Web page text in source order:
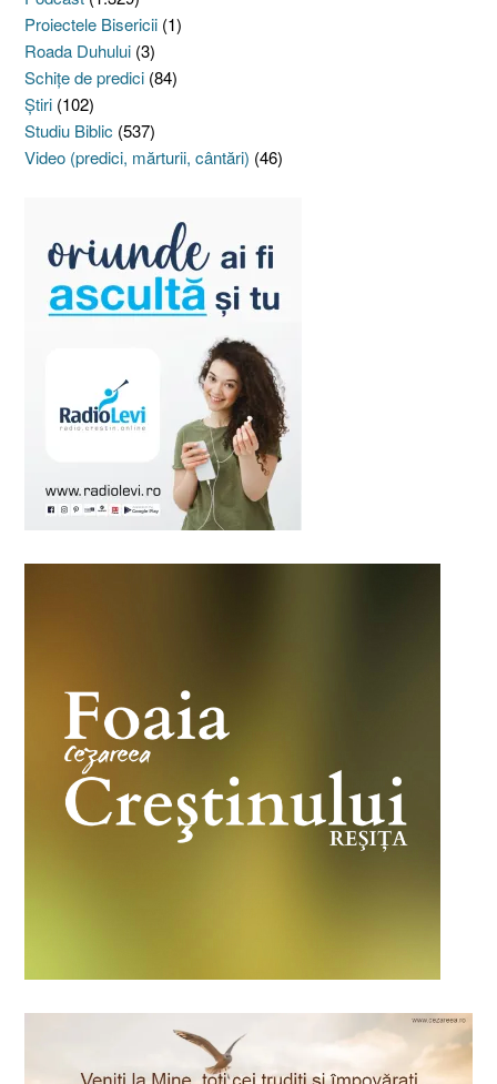
Proiectele Bisericii (1)
Roada Duhului (3)
Schiţe de predici (84)
Ştiri (102)
Studiu Biblic (537)
Video (predici, mărturii, cântări) (46)